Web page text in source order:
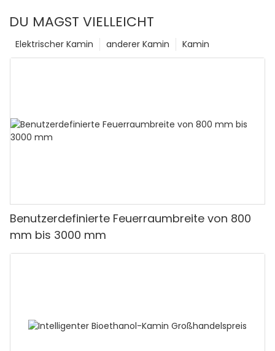
DU MAGST VIELLEICHT
Kamin
anderer Kamin
Elektrischer Kamin
Benutzerdefinierte Feuerraumbreite von 800
mm bis 3000 mm